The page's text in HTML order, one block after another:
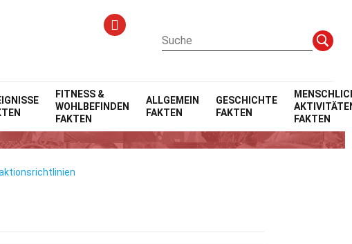
FITNESS &
WOHLBEFINDEN
FAKTEN
ALLGEMEIN
FAKTEN
GESCHICHTE
FAKTEN
FAKTEN